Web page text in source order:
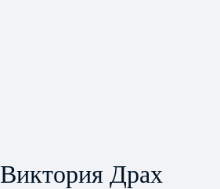
Виктория Драх